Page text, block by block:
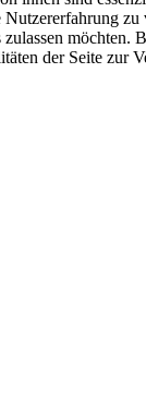
möchten.
der Seite zur